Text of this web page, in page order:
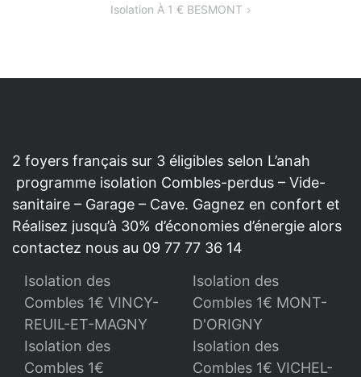
Isolation À 1 € BESMONT
2 foyers français sur 3 éligibles selon L’anah
programme isolation Combles-perdus – Vide-
sanitaire – Garage – Cave. Gagnez en confort et
Réalisez jusqu’à 30% d’économies d’énergie alors
contactez nous au 09 77 77 36 14
Isolation des
Combles 1€ VINCY-
REUIL-ET-MAGNY
Isolation des
Combles 1€ MONT-
D'ORIGNY
Isolation des
Combles 1€
Isolation des
Combles 1€ VICHEL-